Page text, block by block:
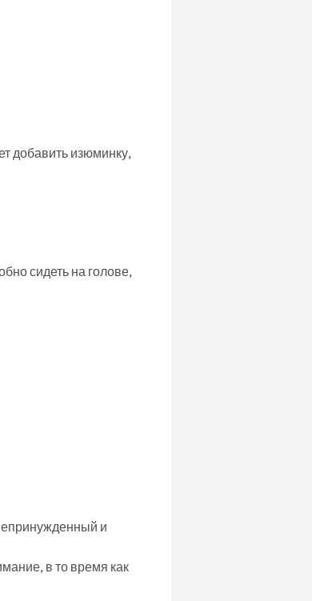
добавить изюминку,
сидеть на голове,
и
в то время как